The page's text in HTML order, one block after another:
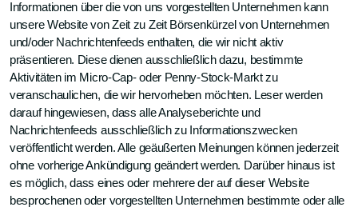
Informationen über die von uns vorgestellten Unternehmen kann
unsere Website von Zeit zu Zeit Börsenkürzel von Unternehmen
und/oder Nachrichtenfeeds enthalten, die wir nicht aktiv
präsentieren. Diese dienen ausschließlich dazu, bestimmte
Aktivitäten im Micro-Cap- oder Penny-Stock-Markt zu
veranschaulichen, die wir hervorheben möchten. Leser werden
darauf hingewiesen, dass alle Analyseberichte und
Nachrichtenfeeds ausschließlich zu Informationszwecken
veröffentlicht werden. Alle geäußerten Meinungen können jederzeit
ohne vorherige Ankündigung geändert werden. Darüber hinaus ist
es möglich, dass eines oder mehrere der auf dieser Website
besprochenen oder vorgestellten Unternehmen bestimmte oder alle